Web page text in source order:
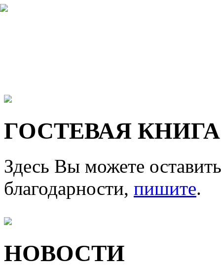
ГОСТЕВАЯ КНИГА
Здесь Вы можете
благодарности, пишите.
НОВОСТИ